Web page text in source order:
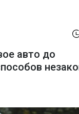
авто до